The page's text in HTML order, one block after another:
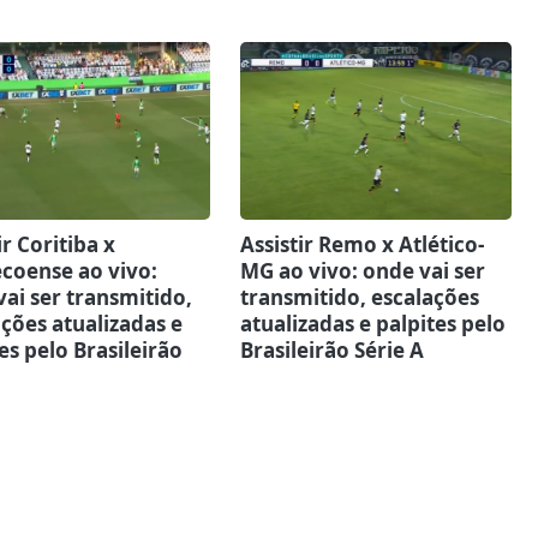
Coritiba x
ao vivo:
ser transmitido,
atualizadas e
pelo Brasileirão
Assistir Remo x Atlético-
MG ao vivo: onde vai ser
transmitido, escalações
atualizadas e palpites pelo
Brasileirão Série A